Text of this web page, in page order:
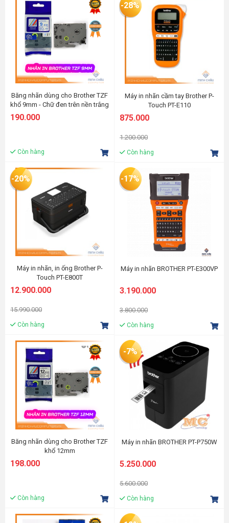
Băng nhãn dùng cho Brother TZF
khổ 9mm - Chữ đen trên nền trắng
190.000
Còn hàng
Máy in nhãn cầm tay Brother P-
Touch PT-E110
875.000
1.200.000
-28%
Còn hàng
Máy in nhãn, in ống Brother P-
Touch PT-E800T
12.900.000
15.990.000
-20%
Còn hàng
Máy in nhãn BROTHER PT-E300VP
3.190.000
3.800.000
-17%
Còn hàng
Băng nhãn dùng cho Brother TZF
khổ 12mm
(White/Yellow/Blue/Green)
198.000
Còn hàng
Máy in nhãn BROTHER PT-P750W
5.250.000
5.600.000
-7%
Còn hàng